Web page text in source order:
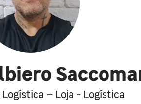
– Loja - Logística